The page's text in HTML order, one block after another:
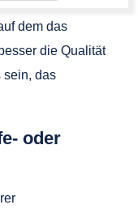
dem das
die Qualität
sein, das
oder